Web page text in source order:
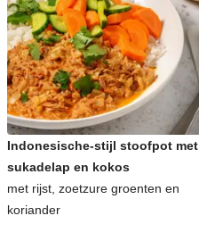
Indonesische-stijl stoofpot met
sukadelap en kokos
met rijst, zoetzure groenten en
koriander